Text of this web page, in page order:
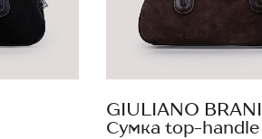
GIULIANO BRANI
Сумка top-handle